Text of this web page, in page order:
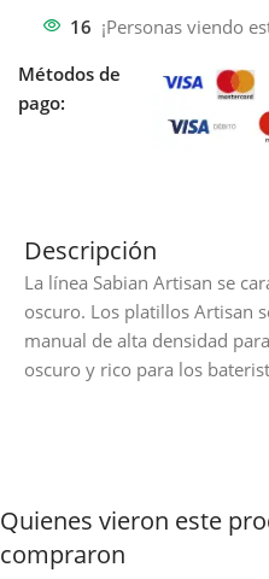
16 ¡Personas viendo
Métodos de
pago:
Descripción
La línea Sabian Artisan se
oscuro. Los platillos Artisan
manual de alta densidad
oscuro y rico para los
Quienes vieron este
compraron